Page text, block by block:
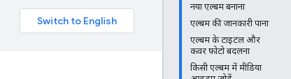
नया एल्बम बनाना
एल्बम की जानकारी पाना
एल्बम के टाइटल और
कवर फ़ोटो बदलना
किसी एल्बम में मीडिया